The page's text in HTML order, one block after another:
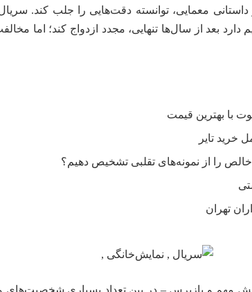
معمایی، توانسته دقت‌هایی را جلب کند.
بعد از سال‌ها تنهایی، مجدد ازدواج کند؛ اما
را از نمونه‌های تقلبی تشخیص دهیم؟
تهران
مهم و بازپرس – در بین تعداد بسیاری شخصیت‌های